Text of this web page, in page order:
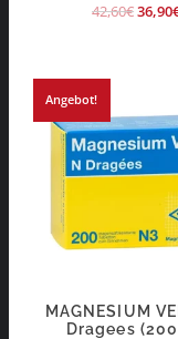
42,60€36,90
Angebot!
MAGNESIUM
Dragees